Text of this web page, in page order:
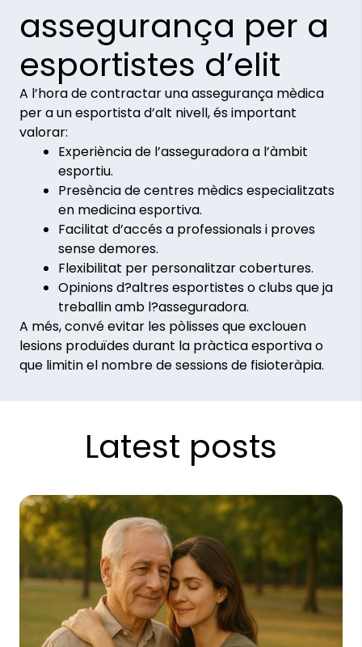
assegurança per a
esportistes d’elit
A l’hora de contractar una assegurança mèdica
per a un esportista d’alt nivell, és important
valorar:
Experiència de l’asseguradora a l’àmbit
esportiu.
Presència de centres mèdics especialitzats
en medicina esportiva.
Facilitat d’accés a professionals i proves
sense demores.
Flexibilitat per personalitzar cobertures.
Opinions d?altres esportistes o clubs que ja
treballin amb l?asseguradora.
A més, convé evitar les pòlisses que exclouen
lesions produïdes durant la pràctica esportiva o
que limitin el nombre de sessions de fisioteràpia.
Latest posts